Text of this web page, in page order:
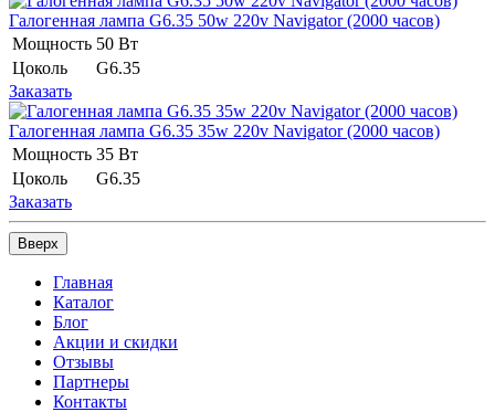
Галогенная лампа G6.35 50w 220v Navigator (2000 часов)
Мощность 50 Вт
Цоколь
G6.35
Заказать
Галогенная лампа G6.35 35w 220v Navigator (2000 часов)
Мощность 35 Вт
Цоколь
G6.35
Заказать
Вверх
Главная
Каталог
Блог
Акции и скидки
Отзывы
Партнеры
Контакты